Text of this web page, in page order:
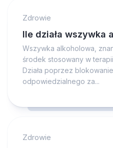
Zdrowie
Ile działa wszywka
Wszywka alkoholowa,
środek stosowany w
Działa poprzez
odpowiedzialnego za...
Zdrowie